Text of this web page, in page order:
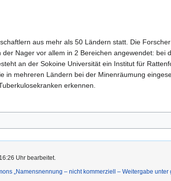
aus mehr als 50 Ländern statt. Die
Nager vor allem in 2 Bereichen angewendet:
an der Sokoine Universität ein Institut für
in mehreren Ländern bei der Minenräumung
erkennen.
Uhr bearbeitet.
„Namensnennung – nicht kommerziell – Weitergabe